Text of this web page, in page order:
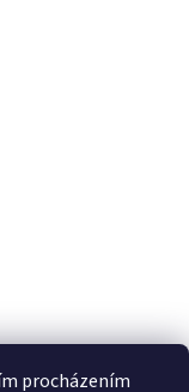
procházením